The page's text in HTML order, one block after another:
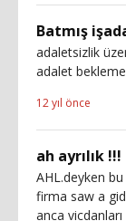
Batmış
adaletsizlik
adalet
12 yıl önce
ah ayrılık !!!
AHL.deyken bu
firma saw a
anca